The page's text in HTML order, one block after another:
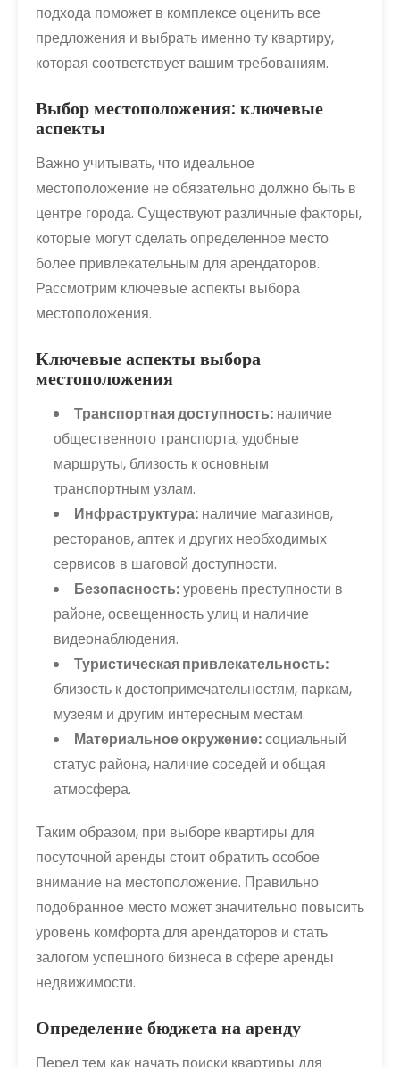
подхода поможет в комплексе оценить все
предложения и выбрать именно ту квартиру,
которая соответствует вашим требованиям.
Выбор местоположения: ключевые
аспекты
Важно учитывать, что идеальное
местоположение не обязательно должно быть в
центре города. Существуют различные факторы,
которые могут сделать определенное место
более привлекательным для арендаторов.
Рассмотрим ключевые аспекты выбора
местоположения.
Ключевые аспекты выбора
местоположения
Транспортная доступность: наличие
общественного транспорта, удобные
маршруты, близость к основным
транспортным узлам.
Инфраструктура: наличие магазинов,
ресторанов, аптек и других необходимых
сервисов в шаговой доступности.
Безопасность:уровень преступности в
районе, освещенность улиц и наличие
видеонаблюдения.
Туристическая привлекательность:
близость к достопримечательностям, паркам,
музеям и другим интересным местам.
Материальное окружение:социальный
статус района, наличие соседей и общая
атмосфера.
Таким образом, при выборе квартиры для
посуточной аренды стоит обратить особое
внимание на местоположение. Правильно
подобранное место может значительно повысить
уровень комфорта для арендаторов и стать
залогом успешного бизнеса в сфере аренды
недвижимости.
Определение бюджета на аренду